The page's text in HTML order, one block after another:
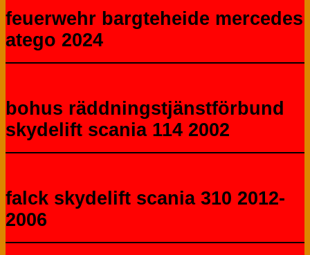
feuerwehr bargteheide mercedes
atego 2024
bohus räddningstjänstförbund
skydelift scania 114 2002
falck skydelift scania 310 2012-
2006